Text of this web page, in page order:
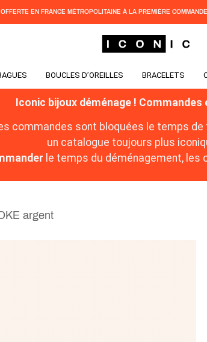
EN FRANCE MÉTROPOLITAINE À LA PREMIÈRE
BOUCLES D’OREILLES BRACELETS
Iconic bijoux déménage ! Commandes
commandes sont bloquées le temps
un catalogue toujours plus
le temps du déménagement, les
argent